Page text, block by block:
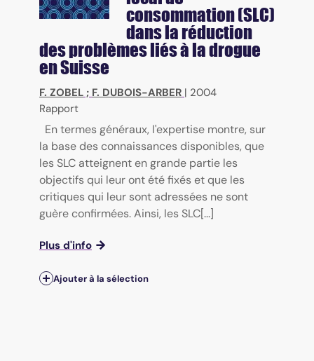
consommation (SLC)
dans la réduction
des problèmes liés à la drogue
en Suisse
F. ZOBEL ; F. DUBOIS-ARBER | 2004
Rapport
En termes généraux, l'expertise montre, sur
la base des connaissances disponibles, que
les SLC atteignent en grande partie les
objectifs qui leur ont été fixés et que les
critiques qui leur sont adressées ne sont
guère confirmées. Ainsi, les SLC[...]
Plus d'info
Ajouter à la sélection